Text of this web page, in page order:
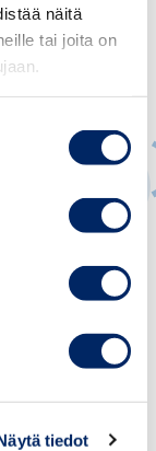
näitä
tai joita on
tiedot